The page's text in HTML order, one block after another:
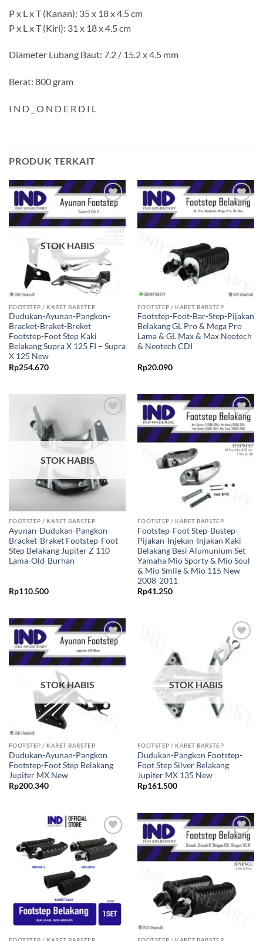
P x L x T (Kanan): 35 x 18 x 4.5 cm
P x L x T (Kiri): 31 x 18 x 4.5 cm
Diameter Lubang Baut: 7.2 / 15.2 x 4.5 mm
Berat: 800 gram
I N D _ O N D E R D I L
PRODUK TERKAIT
Tambahkan
ke Wishlist
STOK HABIS
FOOTSTEP / KARET BARSTEP
Dudukan-Ayunan-Pangkon-
Bracket-Braket-Breket
Footstep-Foot Step Kaki
Belakang Supra X 125 FI – Supra
X 125 New
Rp254.670
Tambahkan
ke Wishlist
FOOTSTEP / KARET BARSTEP
Footstep-Foot-Bar-Step-Pijakan
Belakang GL Pro & Mega Pro
Lama & GL Max & Max Neotech
& Neotech CDI
Rp20.090
Tambahkan
ke Wishlist
STOK HABIS
FOOTSTEP / KARET BARSTEP
Ayunan-Dudukan-Pangkon-
Bracket-Braket Footstep-Foot
Step Belakang Jupiter Z 110
Lama-Old-Burhan
Rp110.500
Tambahkan
ke Wishlist
FOOTSTEP / KARET BARSTEP
Footstep-Foot Step-Bustep-
Pijakan-Injekan-Injakan Kaki
Belakang Besi Alumunium Set
Yamaha Mio Sporty & Mio Soul
& Mio Smile & Mio 115 New
2008-2011
Rp41.250
Tambahkan
ke Wishlist
STOK HABIS
FOOTSTEP / KARET BARSTEP
Dudukan-Ayunan-Pangkon
Footstep-Foot Step Belakang
Jupiter MX New
Rp200.340
Tambahkan
ke Wishlist
STOK HABIS
FOOTSTEP / KARET BARSTEP
Dudukan-Pangkon Footstep-
Foot Step Silver Belakang
Jupiter MX 135 New
Rp161.500
Tambahkan
ke Wishlist
FOOTSTEP / KARET BARSTEP
Tambahkan
ke Wishlist
FOOTSTEP / KARET BARSTEP